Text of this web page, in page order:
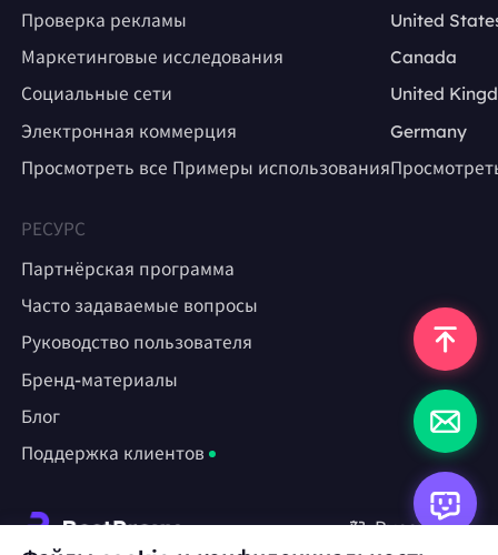
Проверка рекламы
Маркетинговые исследования
Социальные сети
Электронная коммерция
Просмотреть все Примеры использования
United
Canada
United
Germany
РЕСУРС
Партнёрская программа
Часто задаваемые вопросы
Руководство пользователя
Бренд-материалы
Блог
Поддержка клиентов
Русский